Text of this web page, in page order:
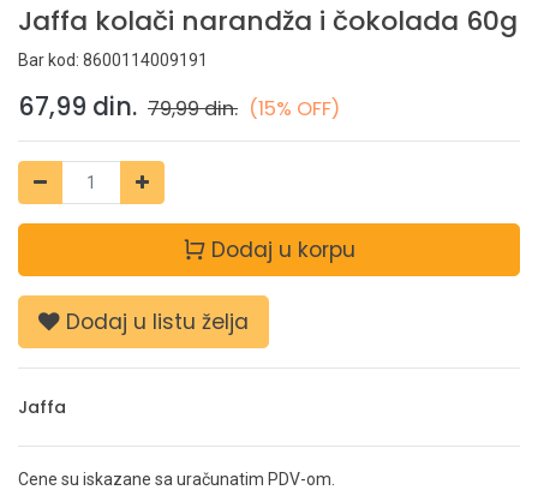
Jaffa kolači narandža i čokolada 60g
Bar kod: 8600114009191
67,99 din. 79,99din. (15% OFF)
Dodaj u korpu
Dodaj u listu želja
Jaffa
Cene su iskazane sa uračunatim PDV-om.